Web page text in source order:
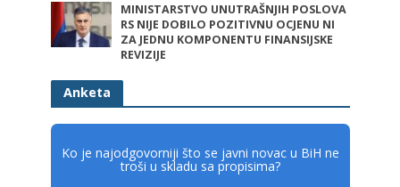
MINISTARSTVO UNUTRAŠNJIH POSLOVA
RS NIJE DOBILO POZITIVNU OCJENU NI
ZA JEDNU KOMPONENTU FINANSIJSKE
REVIZIJE
Anketa
Ko je najodgovorniji što se javni novac u BiH ne
troši u skladu sa propisima?